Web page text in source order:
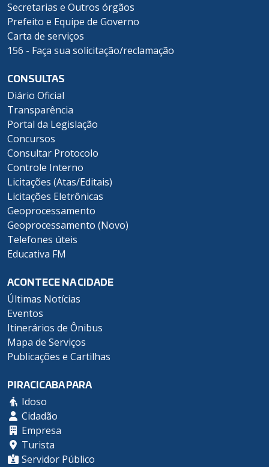
Secretarias e Outros órgãos
Prefeito e Equipe de Governo
Carta de serviços
156 - Faça sua solicitação/reclamação
CONSULTAS
Diário Oficial
Transparência
Portal da Legislação
Concursos
Consultar Protocolo
Controle Interno
Licitações (Atas/Editais)
Licitações Eletrônicas
Geoprocessamento
Geoprocessamento (Novo)
Telefones úteis
Educativa FM
ACONTECE NA CIDADE
Últimas Notícias
Eventos
Itinerários de Ônibus
Mapa de Serviços
Publicações e Cartilhas
PIRACICABA PARA
Idoso
Cidadão
Empresa
Turista
Servidor Público